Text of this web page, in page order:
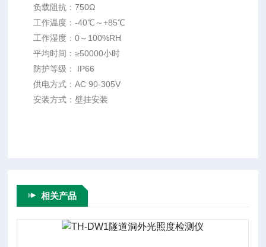
负载阻抗：750Ω
工作温度：-40℃～+85℃
工作湿度：0～100%RH
平均时间：≥50000小时
防护等级： IP66
供电方式：AC 90-305V
安装方式：壁挂安装
相关产品